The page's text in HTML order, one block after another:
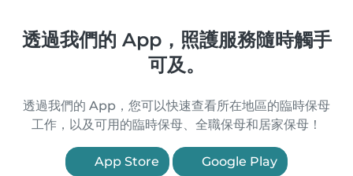
透過我們的 App，照護服務隨時觸手
可及。
透過我們的 App，您可以快速查看所在地區的臨時保母
工作，以及可用的臨時保母、全職保母和居家保母！
App Store Google Play